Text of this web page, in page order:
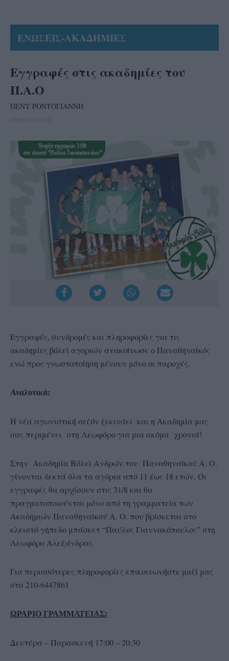
ΕΝΩΣΕΙΣ-ΑΚΑΔΗΜΙΕΣ
Εγγραφές στις ακαδημίες του
Π.Α.Ο
ΠΕΝΥ ΡΟΝΤΟΓΙΑΝΝΗ
Εγγραφές, συνδρομές και πληροφορίες για τις
ακαδημίες βόλεϊ αγοριών ανακοίνωσε ο Παναθηναϊκός
ενώ προς γνωστοποίηση μένουν μόνο οι παροχές.
Αναλυτικά:
Η νέα αγωνιστική σεζόν ξεκινάει και η Ακαδημία μας
σας περιμένει στη Λεωφόρο για μια ακόμα χρονιά!
Στην Ακαδημία Βόλεϊ Ανδρών του Παναθηναϊκού Α. Ο.
γίνονται δεκτά όλα τα αγόρια από 11 έως 18 ετών. Οι
εγγραφές θα αρχίσουν στις 31/8 και θα
πραγματοποιούνται μόνο από τη γραμματεία των
Ακαδημιών Παναθηναϊκού Α. Ο. που βρίσκεται στο
κλειστό γήπεδο μπάσκετ “Παύλος Γιαννακόπουλος” στη
Λεωφόρο Αλεξάνδρας.
Για περισσότερες πληροφορίες επικοινωνήστε μαζί μας
στο 210-6447861
ΩΡΑΡΙΟ ΓΡΑΜΜΑΤΕΙΑΣ:
Δευτέρα – Παρασκευή 17:00 – 20:30